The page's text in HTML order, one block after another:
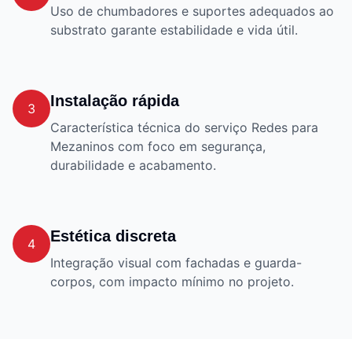
Uso de chumbadores e suportes adequados ao
substrato garante estabilidade e vida útil.
3 Instalação rápida
Característica técnica do serviço Redes para
Mezaninos com foco em segurança,
durabilidade e acabamento.
4 Estética discreta
Integração visual com fachadas e guarda-
corpos, com impacto mínimo no projeto.